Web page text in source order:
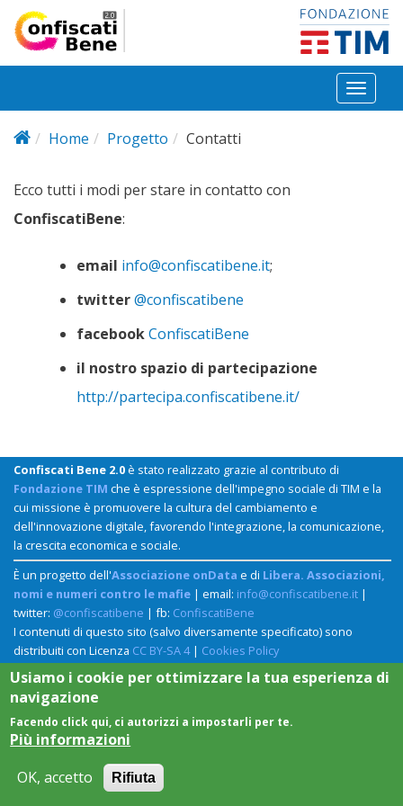
Salta al contenuto principale
Toggle
Home
Progetto Contatti
Ecco tutti i modi per stare in contatto con
ConfiscatiBene:
email info@confiscatibene.it;
twitter@confiscatibene
facebookConfiscatiBene
il nostro spazio di partecipazione
http://partecipa.confiscatibene.it/
Confiscati Bene 2.0è stato realizzato grazie al contributo di
Fondazione TIM che è espressione dell'impegno sociale di TIM e la
cui missione è promuovere la cultura del cambiamento e
dell'innovazione digitale, favorendo l'integrazione, la comunicazione,
la crescita economica e sociale.
È un progetto dell'Associazione onData e di Libera. Associazioni,
nomi e numeri contro le mafie | email: info@confiscatibene.it |
twitter: @confiscatibene | fb: ConfiscatiBene
I contenuti di questo sito (salvo diversamente specificato) sono
distribuiti con Licenza CC BY-SA 4| Cookies Policy
Usiamo i cookie per ottimizzare la tua esperienza di
navigazione
Facendo click qui, ci autorizzi a impostarli per te.
Più informazioni
OK, accetto
Rifiuta